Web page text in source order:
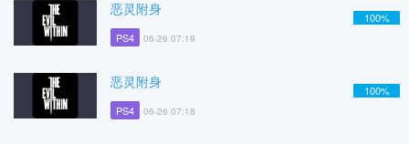
恶灵附身
PS4 06-26 07:19
100%
恶灵附身
PS4 06-26 07:18
100%